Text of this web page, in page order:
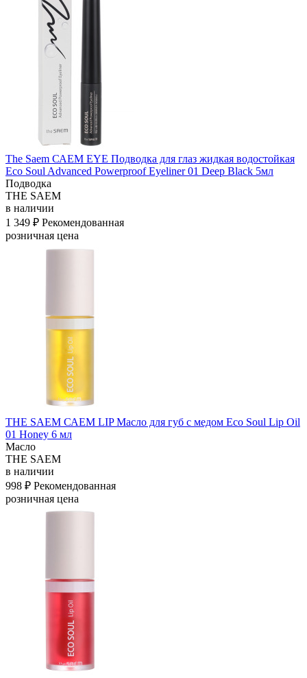
The Saem САЕМ EYE Подводка для глаз жидкая водостойкая
Eco Soul Advanced Powerproof Eyeliner 01 Deep Black 5мл
Подводка
THE SAEM
в наличии
1 349 ₽ Рекомендованная
розничная цена
THE SAEM САЕМ LIP Масло для губ с медом Eco Soul Lip Oil
01 Honey 6 мл
Масло
THE SAEM
в наличии
998 ₽ Рекомендованная
розничная цена